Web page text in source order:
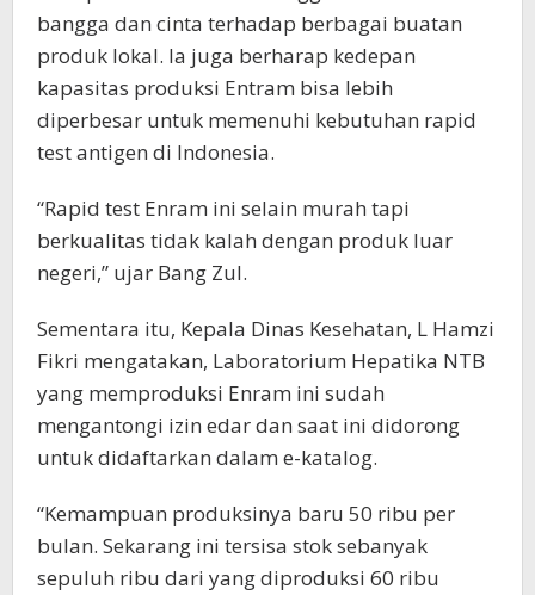
bangga dan cinta terhadap berbagai buatan
produk lokal. Ia juga berharap kedepan
kapasitas produksi Entram bisa lebih
diperbesar untuk memenuhi kebutuhan rapid
test antigen di Indonesia.
“Rapid test Enram ini selain murah tapi
berkualitas tidak kalah dengan produk luar
negeri,” ujar Bang Zul.
Sementara itu, Kepala Dinas Kesehatan, L Hamzi
Fikri mengatakan, Laboratorium Hepatika NTB
yang memproduksi Enram ini sudah
mengantongi izin edar dan saat ini didorong
untuk didaftarkan dalam e-katalog.
“Kemampuan produksinya baru 50 ribu per
bulan. Sekarang ini tersisa stok sebanyak
sepuluh ribu dari yang diproduksi 60 ribu